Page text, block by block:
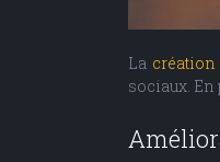
La création
sociaux.